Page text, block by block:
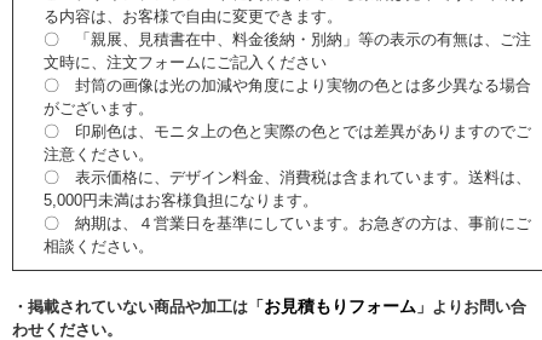
る内容は、お客様で自由に変更できます。
〇 「親展、見積書在中、料金後納・別納」等の表示の有無は、ご注
文時に、注文フォームにご記入ください
〇 封筒の画像は光の加減や角度により実物の色とは多少異なる場合
がございます。
〇 印刷色は、モニタ上の色と実際の色とでは差異がありますのでご
注意ください。
〇 表示価格に、デザイン料金、消費税は含まれています。送料は、
5,000円未満はお客様負担になります。
〇 納期は、４営業日を基準にしています。お急ぎの方は、事前にご
相談ください。
・掲載されていない商品や加工は「お見積もりフォーム 」よりお問い合
わせください。